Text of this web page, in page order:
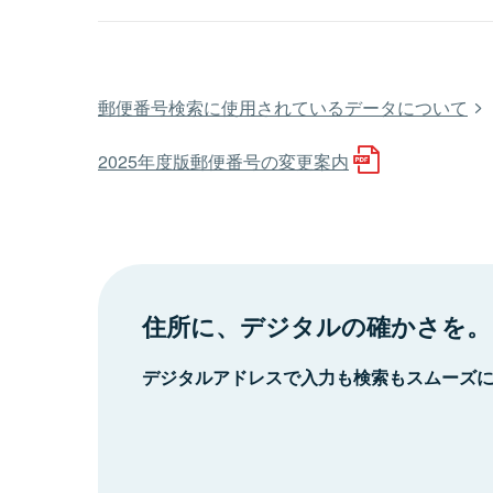
郵便番号検索に使用されているデータについて
2025年度版郵便番号の変更案内
住所に、デジタルの確かさを。
デジタルアドレスで入力も検索もスムーズ